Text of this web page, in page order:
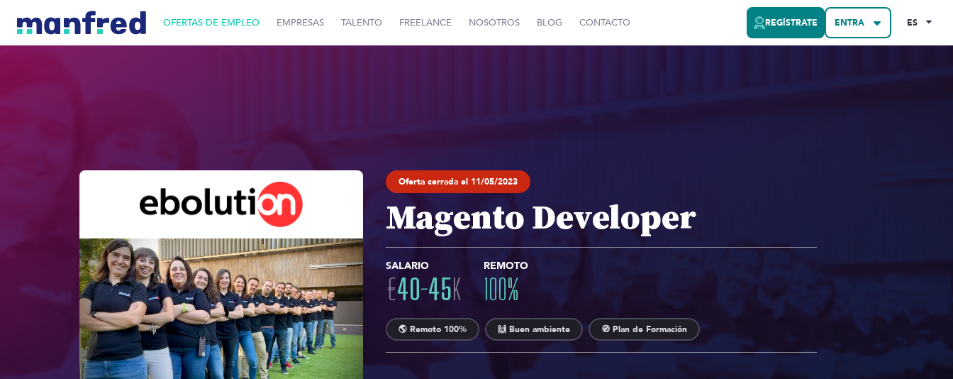
OFERTAS DE EMPLEO EMPRESAS TALENTO FREELANCE NOSOTROS BLOG CONTACTO REGÍSTRATE ENTRA ES
Oferta cerrada el 11/05/2023
Magento Developer
SALARIO
€40-45K
REMOTO
100%
🌎 Remoto 100% 🙌 Buen ambiente 🧭 Plan de Formación